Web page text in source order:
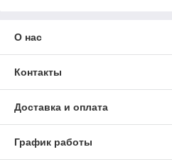
О нас
Контакты
Доставка и оплата
График работы